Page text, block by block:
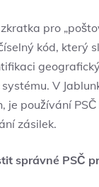
pro
kód, který
V
je používání
zásilek.
správné PSČ